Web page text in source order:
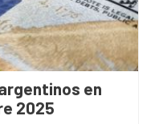
en
2025